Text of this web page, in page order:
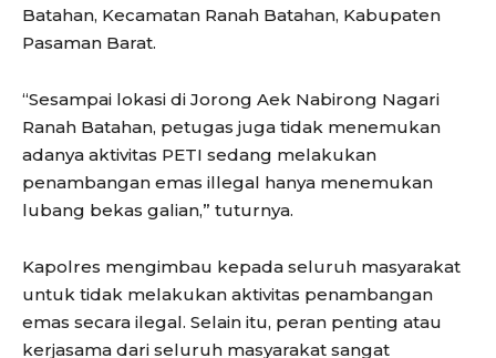
Batahan, Kecamatan Ranah Batahan, Kabupaten
Pasaman Barat.
“Sesampai lokasi di Jorong Aek Nabirong Nagari
Ranah Batahan, petugas juga tidak menemukan
adanya aktivitas PETI sedang melakukan
penambangan emas illegal hanya menemukan
lubang bekas galian,” tuturnya.
Kapolres mengimbau kepada seluruh masyarakat
untuk tidak melakukan aktivitas penambangan
emas secara ilegal. Selain itu, peran penting atau
kerjasama dari seluruh masyarakat sangat